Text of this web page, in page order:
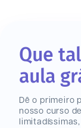
Que
aula
Dê o primeiro
nosso curso